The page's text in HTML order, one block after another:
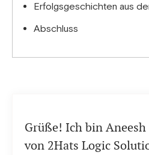
Erfolgsgeschichten aus
Abschluss
Grüße! Ich bin Aneesh
von 2Hats Logic